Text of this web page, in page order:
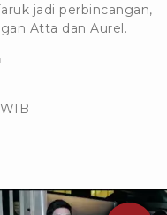
jadi perbincangan,
Atta dan Aurel.